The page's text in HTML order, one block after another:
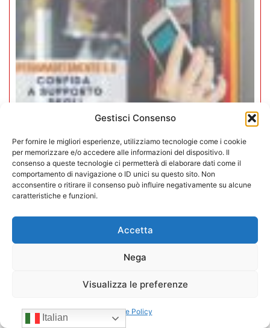
Gestisci Consenso
Per fornire le migliori esperienze, utilizziamo tecnologie come i cookie
per memorizzare e/o accedere alle informazioni del dispositivo. Il
consenso a queste tecnologie ci permetterà di elaborare dati come il
comportamento di navigazione o ID unici su questo sito. Non
acconsentire o ritirare il consenso può influire negativamente su alcune
caratteristiche e funzioni.
Accetta
Nega
Visualizza le preferenze
Cookie Policy
Iperammortamento 5.0. CONFIDA
apre uno sportello dedicato per gli
associati
27/07/2026
Italian